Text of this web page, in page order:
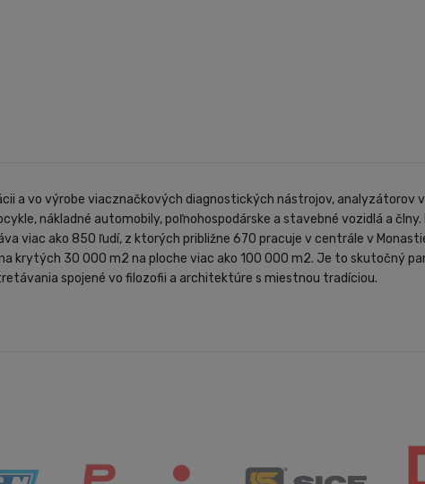
a vo výrobe viacznačkových diagnostických nástrojov,
nákladné automobily, poľnohospodárske a stavebné vozidlá a
viac ako 850 ľudí, z ktorých približne 670 pracuje v centrále v
krytých 30 000 m2 na ploche viac ako 100 000 m2. Je to skutočný
spojené vo filozofii a architektúre s miestnou tradíciou.